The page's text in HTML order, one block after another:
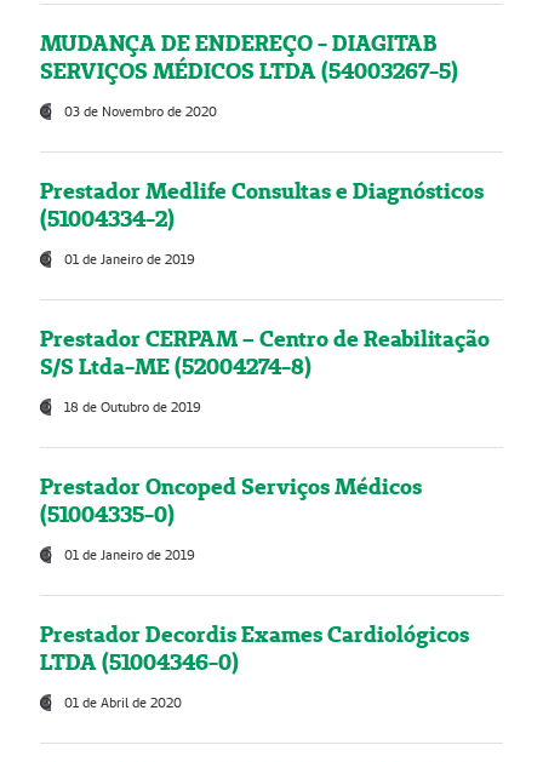
MUDANÇA DE ENDEREÇO - DIAGITAB
SERVIÇOS MÉDICOS LTDA (54003267-5)
03 de Novembro de 2020
Prestador Medlife Consultas e Diagnósticos
(51004334-2)
01 de Janeiro de 2019
Prestador CERPAM – Centro de Reabilitação
S/S Ltda-ME (52004274-8)
18 de Outubro de 2019
Prestador Oncoped Serviços Médicos
(51004335-0)
01 de Janeiro de 2019
Prestador Decordis Exames Cardiológicos
LTDA (51004346-0)
01 de Abril de 2020